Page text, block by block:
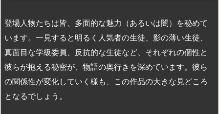
登場人物たちは皆、多面的な魅力（あるいは闇）を秘めて
います。一見すると明るく人気者の生徒、影の薄い生徒、
真面目な学級委員、反抗的な生徒など、それぞれの個性と
彼らが抱える秘密が、物語の奥行きを深めています。彼ら
の関係性が変化していく様も、この作品の大きな見どころ
となるでしょう。